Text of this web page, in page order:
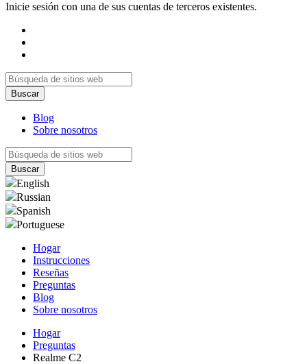
Inicie sesión con una de sus cuentas de terceros existentes.
Blog
Sobre nosotros
English
Russian
Spanish
Portuguese
Hogar
Instrucciones
Reseñas
Preguntas
Blog
Sobre nosotros
Hogar
Preguntas
Realme C2